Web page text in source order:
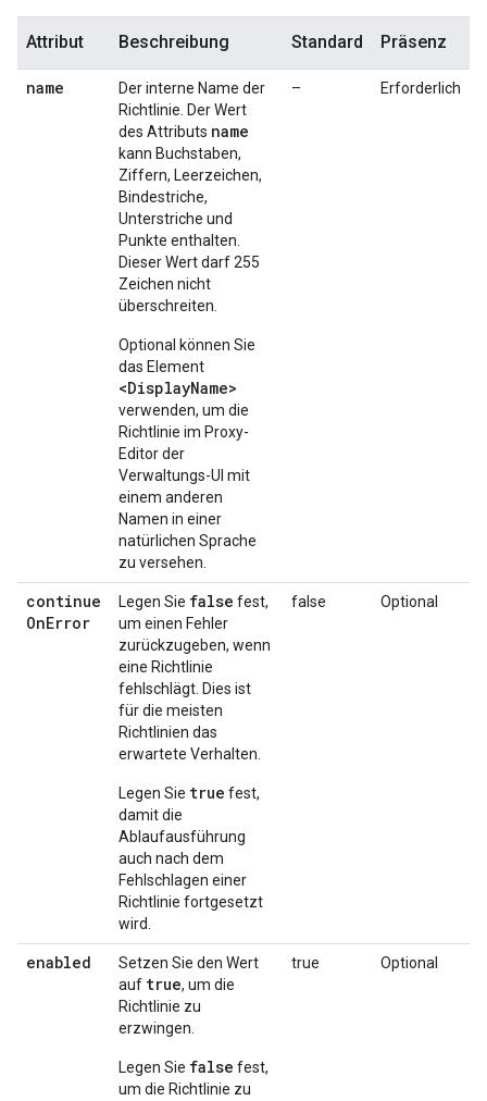
Attribut Beschreibung Standard Präsenz
name
Der interne Name der
Richtlinie. Der Wert
des Attributs name
kann Buchstaben,
Ziffern, Leerzeichen,
Bindestriche,
Unterstriche und
Punkte enthalten.
Dieser Wert darf 255
Zeichen nicht
überschreiten.
Optional können Sie
das Element
<DisplayName>
verwenden, um die
Richtlinie im Proxy-
Editor der
Verwaltungs-UI mit
einem anderen
Namen in einer
natürlichen Sprache
zu versehen.
– Erforderlich
continue
OnError
Legen Sie false fest,
um einen Fehler
zurückzugeben, wenn
eine Richtlinie
fehlschlägt. Dies ist
für die meisten
Richtlinien das
erwartete Verhalten.
Legen Sie true fest,
damit die
Ablaufausführung
auch nach dem
Fehlschlagen einer
Richtlinie fortgesetzt
wird.
false Optional
enabled
Setzen Sie den Wert
auf true, um die
Richtlinie zu
erzwingen.
Legen Sie false fest,
um die Richtlinie zu
true Optional